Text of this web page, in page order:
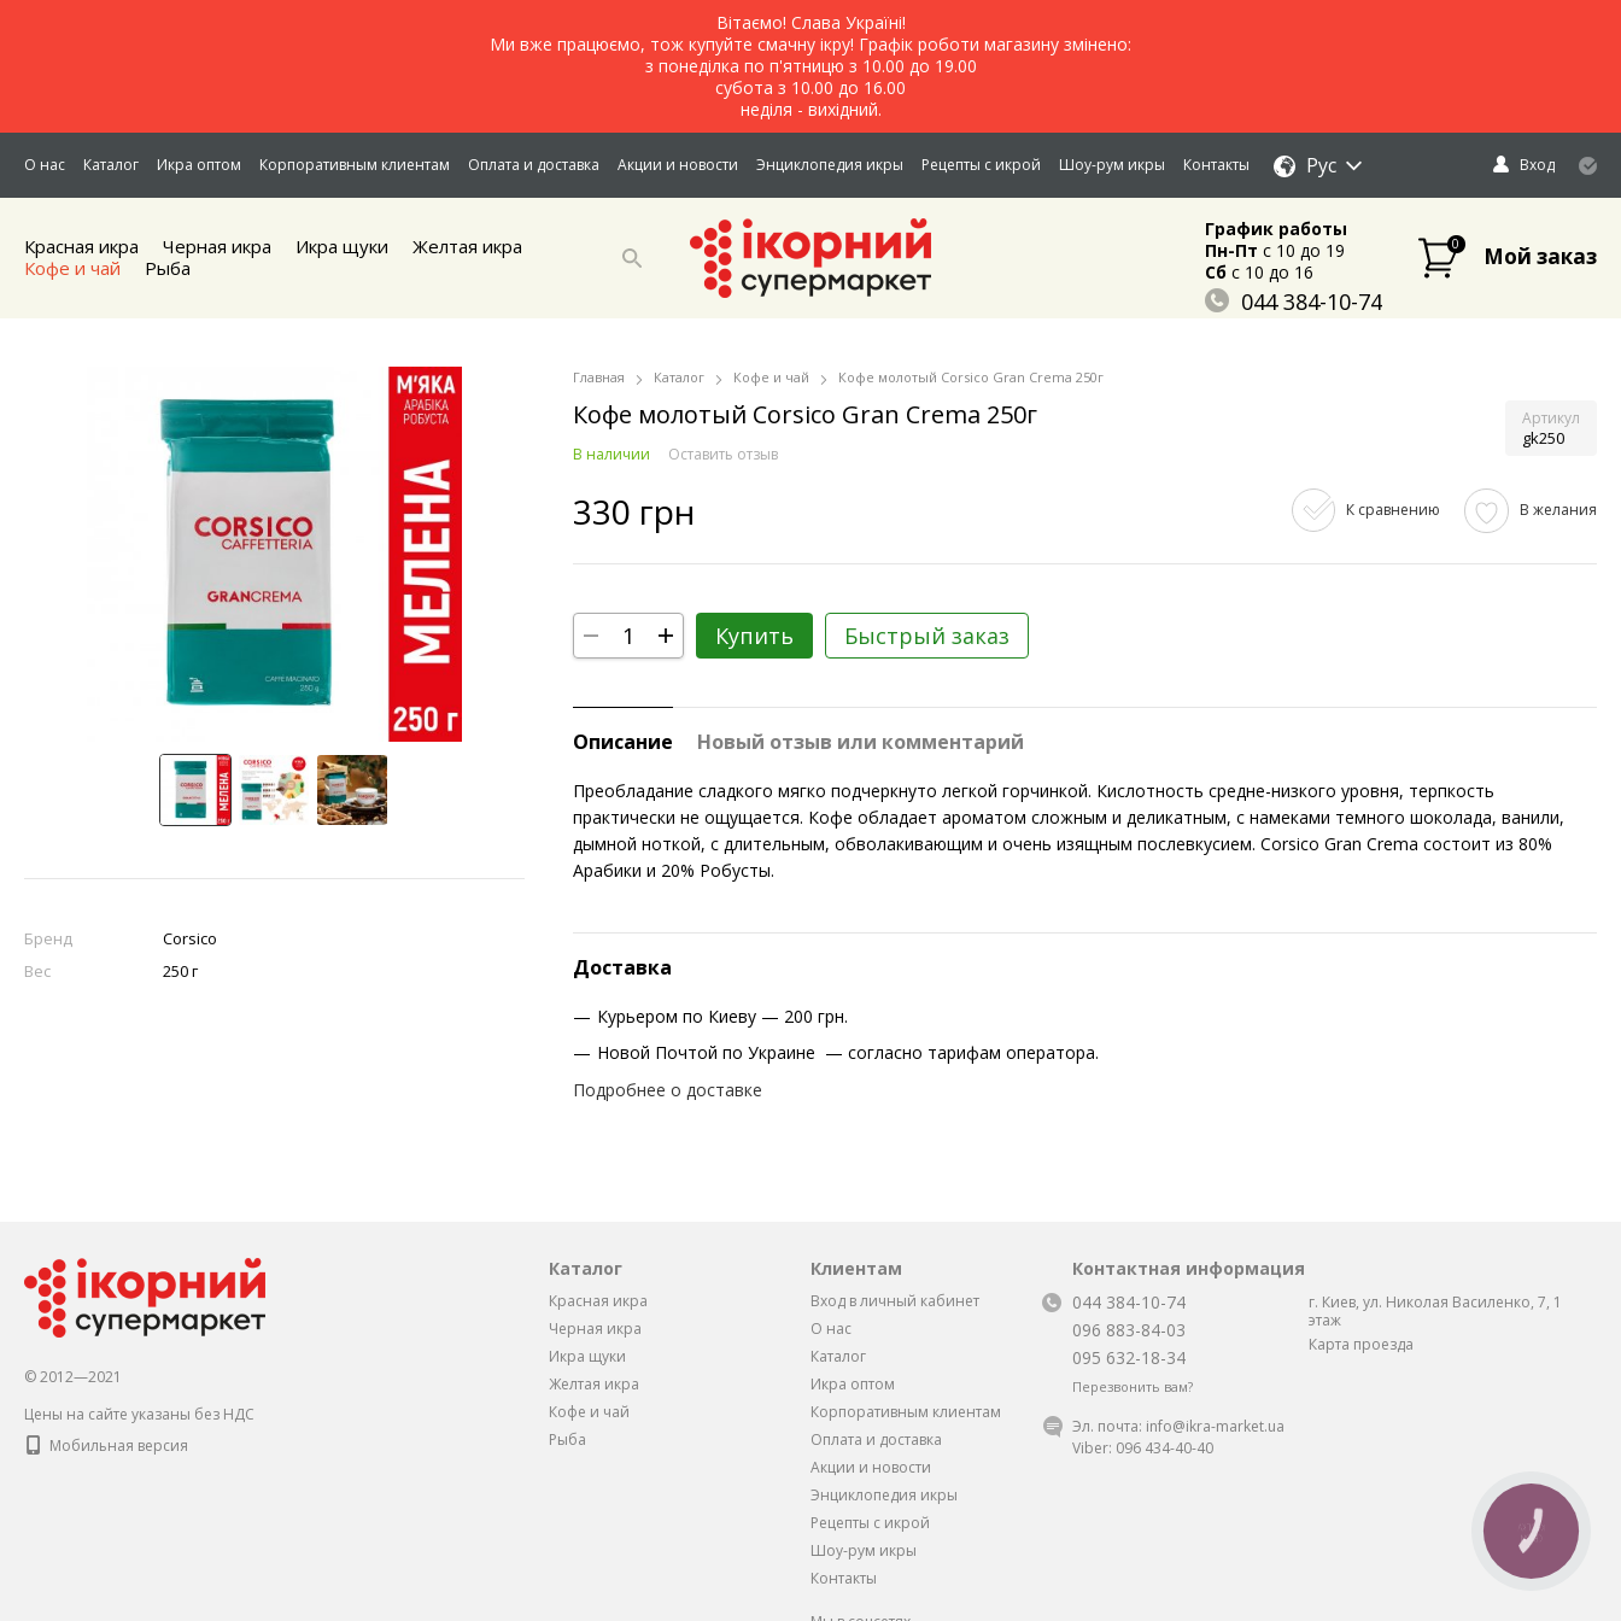
Вітаємо! Слава Україні!
Ми вже працюємо, тож купуйте смачну ікру! Графік роботи магазину змінено:
з понеділка по п'ятницю з 10.00 до 19.00
субота з 10.00 до 16.00
неділя - вихідний.
О нас Каталог Икра оптом Корпоративным клиентам Оплата и доставка Акции и новости Энциклопедия икры Рецепты с икрой Шоу-рум икры Контакты Рус Вход
Красная икра Черная икра Икра щуки
Желтая икра
Кофе и чай
Рыба
График работы
Пн-Пт c 10 до 19
Сбc 10 до 16
044 384-10-74
0 Мой заказ
Бренд
Corsico
Вес
250 г
Главная Каталог Кофе и чай Кофе молотый Corsico Gran Crema 250г
Кофе молотый Corsico Gran Crema 250г Артикул
gk250
В наличии Оставить отзыв
330 грн К сравнению В желания
Купить Быстрый заказ
Описание Новый отзыв или комментарий
Преобладание сладкого мягко подчеркнуто легкой горчинкой. Кислотность средне-низкого уровня, терпкость
практически не ощущается. Кофе обладает ароматом сложным и деликатным, с намеками темного шоколада, ванили,
дымной ноткой, с длительным, обволакивающим и очень изящным послевкусием. Corsico Gran Crema состоит из 80%
Арабики и 20% Робусты.
Доставка
Курьером по Киеву — 200 грн.
Новой Почтой по Украине — согласно тарифам оператора.
Подробнее о доставке
© 2012—2021
Цены на сайте указаны без НДС
Мобильная версия
Каталог
Красная икра
Черная икра
Икра щуки
Желтая икра
Кофе и чай
Рыба
Клиентам
Вход в личный кабинет
О нас
Каталог
Икра оптом
Корпоративным клиентам
Оплата и доставка
Акции и новости
Энциклопедия икры
Рецепты с икрой
Шоу-рум икры
Контакты
Контактная информация
044 384-10-74
096 883-84-03
095 632-18-34
Перезвонить вам?
г. Киев, ул. Николая Василенко, 7, 1
этаж
Карта проезда
Эл. почта: info@ikra-market.ua
Viber: 096 434-40-40
КНОПКА
СВЯЗИ